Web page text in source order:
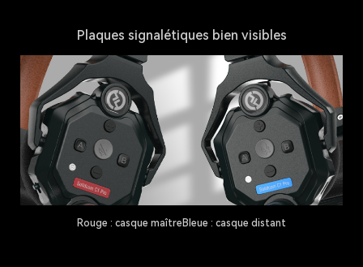
Plaques signalétiques bien visibles
Rouge : casque maître Bleue : casque distant